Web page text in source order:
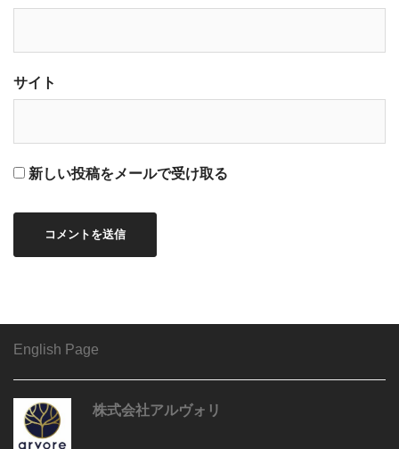
サイト
新しい投稿をメールで受け取る
English Page
株式会社アルヴォリ